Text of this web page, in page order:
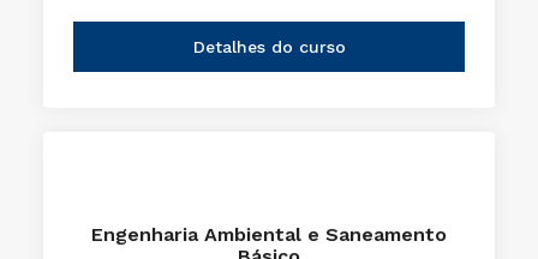
Detalhes do curso
Engenharia Ambiental e Saneamento